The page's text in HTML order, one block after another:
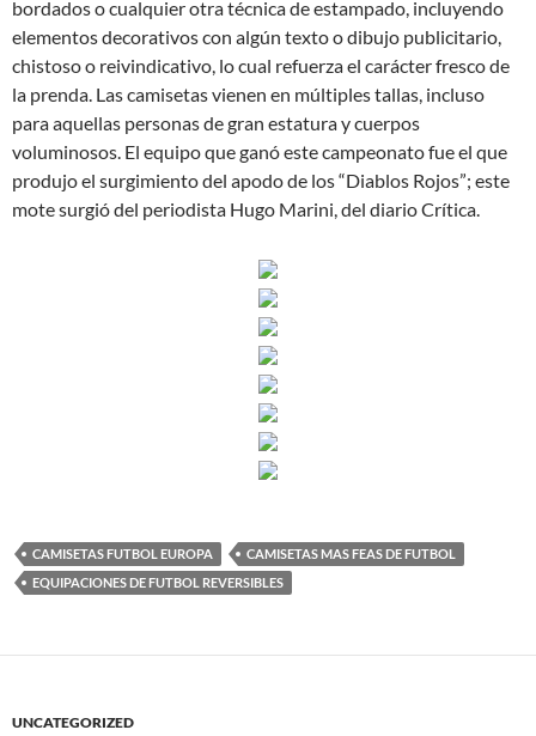
bordados o cualquier otra técnica de estampado, incluyendo
elementos decorativos con algún texto o dibujo publicitario,
chistoso o reivindicativo, lo cual refuerza el carácter fresco de
la prenda. Las camisetas vienen en múltiples tallas, incluso
para aquellas personas de gran estatura y cuerpos
voluminosos. El equipo que ganó este campeonato fue el que
produjo el surgimiento del apodo de los “Diablos Rojos”; este
mote surgió del periodista Hugo Marini, del diario Crítica.
CAMISETAS FUTBOL EUROPA
CAMISETAS MAS FEAS DE FUTBOL
EQUIPACIONES DE FUTBOL REVERSIBLES
UNCATEGORIZED